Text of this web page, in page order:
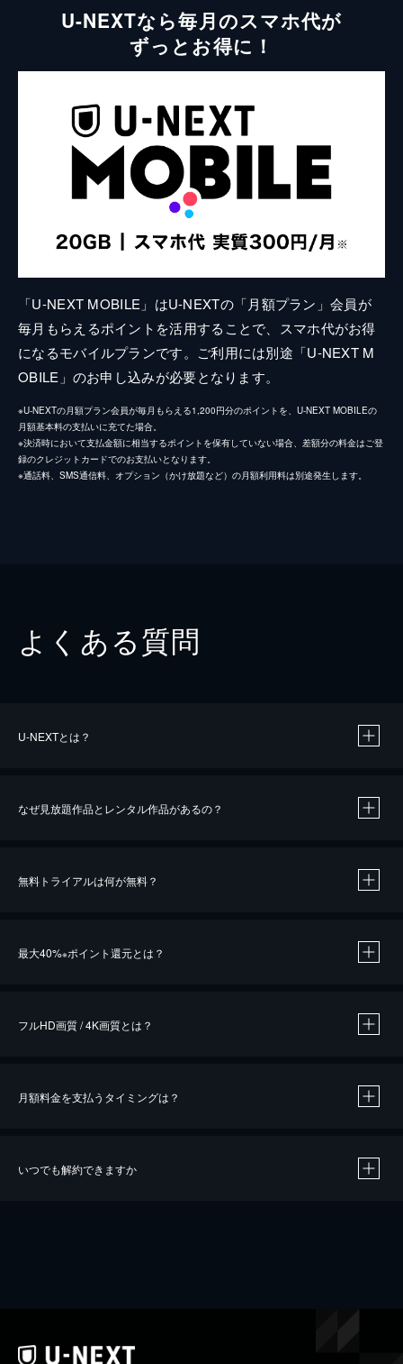
U-NEXTなら毎月のスマホ代が
ずっとお得に！
「U-NEXT MOBILE」はU-NEXTの「月額プラン」会員が
毎月もらえるポイントを活用することで、スマホ代がお得
になるモバイルプランです。ご利用には別途「U-NEXT M
OBILE」のお申し込みが必要となります。
※U-NEXTの月額プラン会員が毎月もらえる1,200円分のポイントを、U-NEXT MOBILEの
月額基本料の支払いに充てた場合。
※決済時において支払金額に相当するポイントを保有していない場合、差額分の料金はご登
録のクレジットカードでのお支払いとなります。
※通話料、SMS通信料、オプション（かけ放題など）の月額利用料は別途発生します。
よくある質問
U-NEXTとは？
なぜ見放題作品とレンタル作品があるの？
無料トライアルは何が無料？
最大40%※ポイント還元とは？
※40％ポイント還元の対象は、クレジットカード決済による作品の購入 / レンタルです。
フルHD画質 / 4K画質とは？
月額料金を支払うタイミングは？
いつでも解約できますか